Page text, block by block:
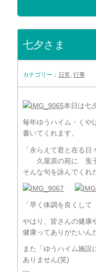
七夕さま
カテゴリー： 日常, 行事
本日は七
毎年ゆうハイム・くや
書いてくれます。
「永らえて君と在る
久屋原の苑に 兎子
そんな句を詠んでくれ
「早く体調を良くし
やはり、皆さんの健康
健康ってありがたいん
また「ゆうハイム施設
ありません(笑)